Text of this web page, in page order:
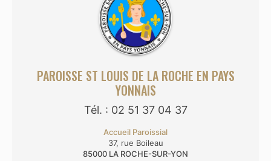
PAROISSE ST LOUIS DE LA ROCHE EN PAYS
YONNAIS
Tél. : 02 51 37 04 37
Accueil Paroissial
37, rue Boileau
85000 LA ROCHE-SUR-YON